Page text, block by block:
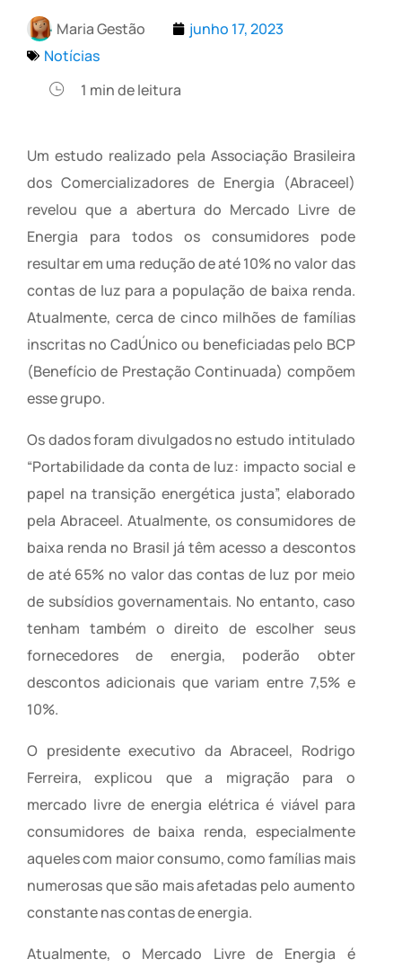
Maria Gestão
junho 17, 2023
Notícias
1 min de leitura
Um estudo realizado pela Associação Brasileira
dos Comercializadores de Energia (Abraceel)
revelou que a abertura do Mercado Livre de
Energia para todos os consumidores pode
resultar em uma redução de até 10% no valor das
contas de luz para a população de baixa renda.
Atualmente, cerca de cinco milhões de famílias
inscritas no CadÚnico ou beneficiadas pelo BCP
(Benefício de Prestação Continuada) compõem
esse grupo.
Os dados foram divulgados no estudo intitulado
“Portabilidade da conta de luz: impacto social e
papel na transição energética justa”, elaborado
pela Abraceel. Atualmente, os consumidores de
baixa renda no Brasil já têm acesso a descontos
de até 65% no valor das contas de luz por meio
de subsídios governamentais. No entanto, caso
tenham também o direito de escolher seus
fornecedores de energia, poderão obter
descontos adicionais que variam entre 7,5% e
10%.
O presidente executivo da Abraceel, Rodrigo
Ferreira, explicou que a migração para o
mercado livre de energia elétrica é viável para
consumidores de baixa renda, especialmente
aqueles com maior consumo, como famílias mais
numerosas que são mais afetadas pelo aumento
constante nas contas de energia.
Atualmente, o Mercado Livre de Energia é